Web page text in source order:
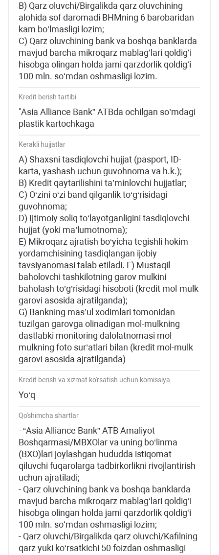
B) Qarz oluvchi/Birgalikda qarz oluvchining
alohida sof daromadi BHMning 6 barobaridan
kam bo’lmasligi lozim;
C) Qarz oluvchining bank va boshqa banklarda
mavjud barcha mikroqarz mablagʻlari qoldigʻi
hisobga olingan holda jami qarzdorlik qoldigʻi
100 mln. soʻmdan oshmasligi lozim.
Kredit berish tartibi
"Asia Alliance Bank” ATBda ochilgan so’mdagi
plastik kartochkaga
Kerakli hujjatlar
А) Shaxsni tasdiqlovchi hujjat (pasport, ID-
karta, yashash uchun guvohnoma va h.k.);
B) Kredit qaytarilishini ta’minlovchi hujjatlar;
C) O‘zini o‘zi band qilganlik to‘g‘risidagi
guvohnoma;
D) Ijtimoiy soliq to‘layotganligini tasdiqlovchi
hujjat (yoki ma’lumotnoma);
E) Mikroqarz ajratish bo‘yicha tegishli hokim
yordamchisining tasdiqlangan ijobiy
tavsiyanomasi talab etiladi. F) Mustaqil
baholovchi tashkilotning garov mulkini
baholash to’g’risidagi hisoboti (kredit mol-mulk
garovi asosida ajratilganda);
G) Bankning mas’ul xodimlari tomonidan
tuzilgan garovga olinadigan mol-mulkning
dastlabki monitoring dalolatnomasi mol-
mulkning foto sur’atlari bilan (kredit mol-mulk
garovi asosida ajratilganda)
Kredit berish va xizmat ko'rsatish uchun komissiya
Yo‘q
Qo'shimcha shartlar
- “Asia Alliance Bank” ATB Amaliyot
Boshqarmasi/MBXOlar va uning bo‘linma
(BXO)lari joylashgan hududda istiqomat
qiluvchi fuqarolarga tadbirkorlikni rivojlantirish
uchun ajratiladi;
- Qarz oluvchining bank va boshqa banklarda
mavjud barcha mikroqarz mablagʻlari qoldigʻi
hisobga olingan holda jami qarzdorlik qoldigʻi
100 mln. soʻmdan oshmasligi lozim;
- Qarz oluvchi/Birgalikda qarz oluvchi/Kafilning
qarz yuki ko‘rsatkichi 50 foizdan oshmasligi